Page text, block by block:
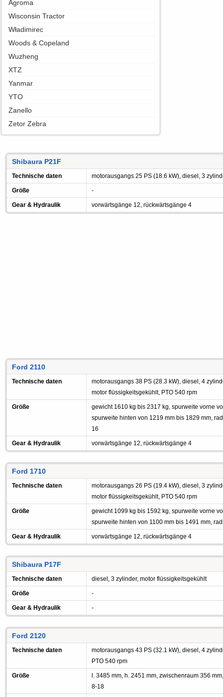
Agroma
Wisconsin Tractor
Władimirec
Woods & Copeland
Wuzheng
XTZ
Yanmar
YTO
Zanello
Zetor Zebra
Shibaura P21F
Technische daten motorausgangs 25 PS (18.6 kW), diesel, 3
Größe -
Gear & Hydraulik vorwärtsgänge 12, rückwärtsgänge 4
Ford 2110
Technische daten
motorausgangs 38 PS (28.3 kW), diesel, 4
motor flüssigkeitsgekühlt, PTO 540 rpm
Größe
gewicht 1610 kg bis 2317 kg, spurweite vorne
spurweite hinten von 1219 mm bis 1829 mm,
16
Gear & Hydraulik vorwärtsgänge 12, rückwärtsgänge 4
Ford 1710
Technische daten
motorausgangs 26 PS (19.4 kW), diesel, 3
motor flüssigkeitsgekühlt, PTO 540 rpm
Größe
gewicht 1099 kg bis 1592 kg, spurweite vorne
spurweite hinten von 1100 mm bis 1491 mm,
Gear & Hydraulik vorwärtsgänge 12, rückwärtsgänge 4
Shibaura P17F
Technische daten diesel, 3 zylinder, motor flüssigkeitsgekühlt
Größe -
Gear & Hydraulik -
Ford 2120
Technische daten
motorausgangs 43 PS (32.1 kW), diesel, 4
PTO 540 rpm
Größe
l. 3485 mm, h. 2451 mm, zwischenraum 356
8-18